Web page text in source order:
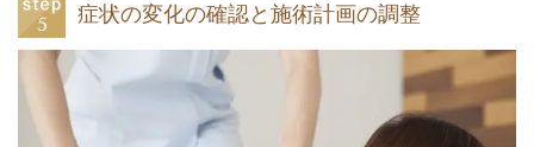
症状の変化の確認と施術計画の調整